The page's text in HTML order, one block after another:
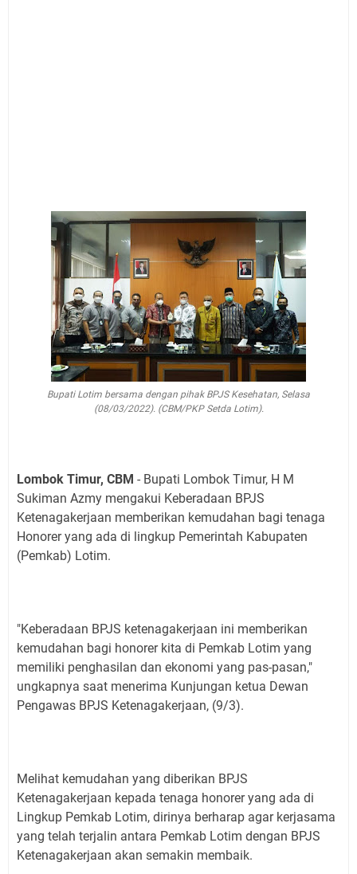
Bupati Lotim bersama dengan pihak BPJS Kesehatan, Selasa
(08/03/2022). (CBM/PKP Setda Lotim).
Lombok Timur, CBM - Bupati Lombok Timur, H M
Sukiman Azmy mengakui Keberadaan BPJS
Ketenagakerjaan memberikan kemudahan bagi tenaga
Honorer yang ada di lingkup Pemerintah Kabupaten
(Pemkab) Lotim.
"Keberadaan BPJS ketenagakerjaan ini memberikan
kemudahan bagi honorer kita di Pemkab Lotim yang
memiliki penghasilan dan ekonomi yang pas-pasan,"
ungkapnya saat menerima Kunjungan ketua Dewan
Pengawas BPJS Ketenagakerjaan, (9/3).
Melihat kemudahan yang diberikan BPJS
Ketenagakerjaan kepada tenaga honorer yang ada di
Lingkup Pemkab Lotim, dirinya berharap agar kerjasama
yang telah terjalin antara Pemkab Lotim dengan BPJS
Ketenagakerjaan akan semakin membaik.